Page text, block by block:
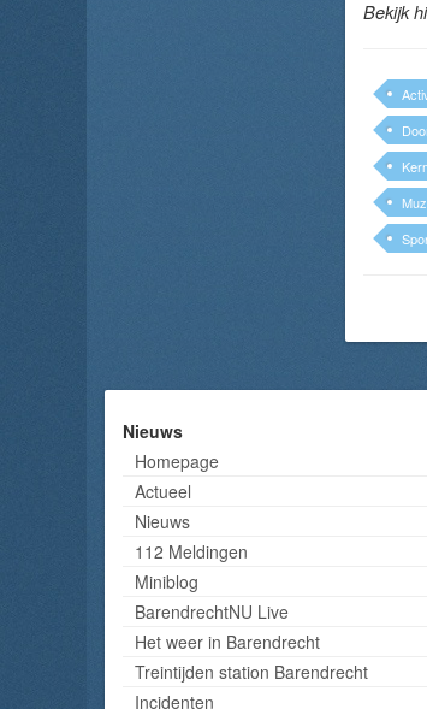
Bekijk
Nieuws
Homepage
Actueel
Nieuws
112 Meldingen
Miniblog
BarendrechtNU Live
Het weer in Barendrecht
Treintijden station Barendrecht
Incidenten